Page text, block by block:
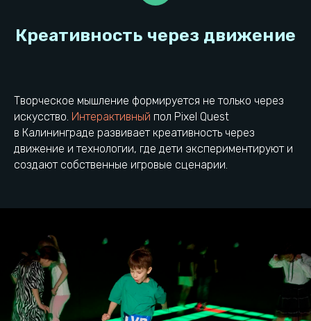
Творческое мышление формируется не только через
искусство. Интерактивный пол Pixel Quest
в Калининграде развивает креативность через
движение и технологии, где дети экспериментируют и
создают собственные игровые сценарии.
творчество